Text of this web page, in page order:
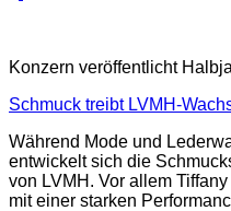
Konzern veröffentlicht
Schmuck treibt LVMH-
Während Mode und
entwickelt sich die
von LVMH. Vor allem
mit einer starken